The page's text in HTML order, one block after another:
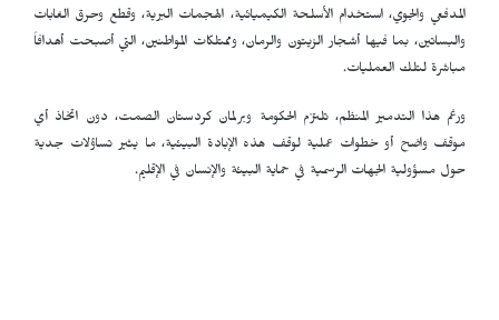
المدفعي والجوي، استخدام الأسلحة الكيميائية، الهجمات البرية، وقطع وحرق الغابات
والبساتين، بما فيها أشجار الزيتون والرمان، وممتلكات المواطنين، التي أصبحت أهدافاً
مباشرة لتلك العمليات.
ورغم هذا التدمير المنظم، تلتزم الحكومة وبرلمان كردستان الصمت، دون اتخاذ أي
موقف واضح أو خطوات عملية لوقف هذه الإبادة البيئية، ما يثير تساؤلات جدية
حول مسؤولية الجهات الرسمية في حماية البيئة والإنسان في الإقليم.